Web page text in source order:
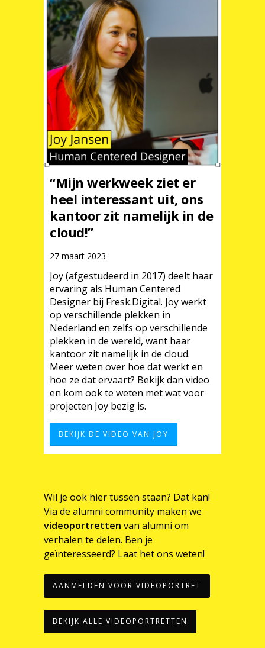
“Mijn werkweek ziet er
heel interessant uit, ons
kantoor zit namelijk in de
cloud!”
27 maart 2023
Joy (afgestudeerd in 2017) deelt haar
ervaring als Human Centered
Designer bij Fresk.Digital. Joy werkt
op verschillende plekken in
Nederland en zelfs op verschillende
plekken in de wereld, want haar
kantoor zit namelijk in de cloud.
Meer weten over hoe dat werkt en
hoe ze dat ervaart? Bekijk dan video
en kom ook te weten met wat voor
projecten Joy bezig is.
BEKIJK DE VIDEO VAN JOY
Wil je ook hier tussen staan? Dat kan!
Via de alumni community maken we
videoportretten van alumni om
verhalen te delen. Ben je
geïnteresseerd? Laat het ons weten!
AANMELDEN VOOR VIDEOPORTRET
BEKIJK ALLE VIDEOPORTRETTEN